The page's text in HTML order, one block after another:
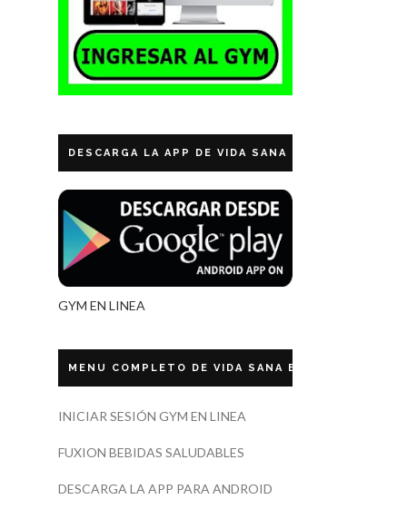
DESCARGA LA APP DE VIDA SANA ECUADOR
GYM EN LINEA
MENU COMPLETO DE VIDA SANA ECUADOR
INICIAR SESIÓN GYM EN LINEA
FUXION BEBIDAS SALUDABLES
DESCARGA LA APP PARA ANDROID